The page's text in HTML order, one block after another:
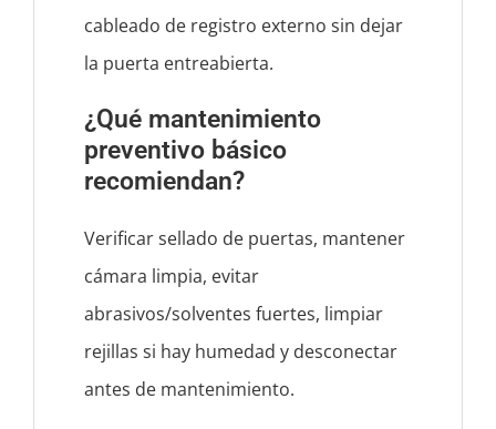
cableado de registro externo sin dejar
la puerta entreabierta.
¿Qué mantenimiento
preventivo básico
recomiendan?
Verificar sellado de puertas, mantener
cámara limpia, evitar
abrasivos/solventes fuertes, limpiar
rejillas si hay humedad y desconectar
antes de mantenimiento.